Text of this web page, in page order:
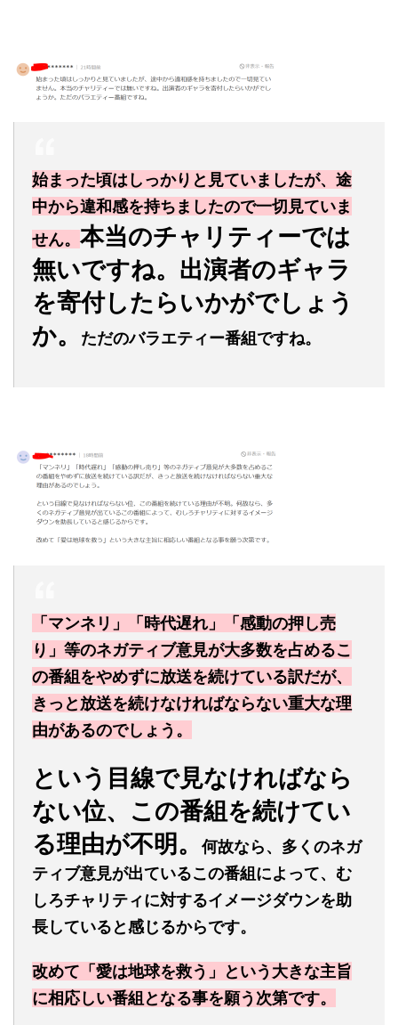
始まった頃はしっかりと見ていましたが、途
中から違和感を持ちましたので一切見ていま
せん。 本当のチャリティーでは
無いですね。出演者のギャラ
を寄付したらいかがでしょう
か。
ただのバラエティー番組ですね。
「マンネリ」「時代遅れ」「感動の押し売
り」等のネガティブ意見が大多数を占めるこ
の番組をやめずに放送を続けている訳だが、
きっと放送を続けなければならない重大な理
由があるのでしょう。
という目線で見なければなら
ない位、この番組を続けてい
る理由が不明。
何故なら、多くのネガ
ティブ意見が出ているこの番組によって、む
しろチャリティに対するイメージダウンを助
長していると感じるからです。
改めて「愛は地球を救う」という大きな主旨
に相応しい番組となる事を願う次第です。